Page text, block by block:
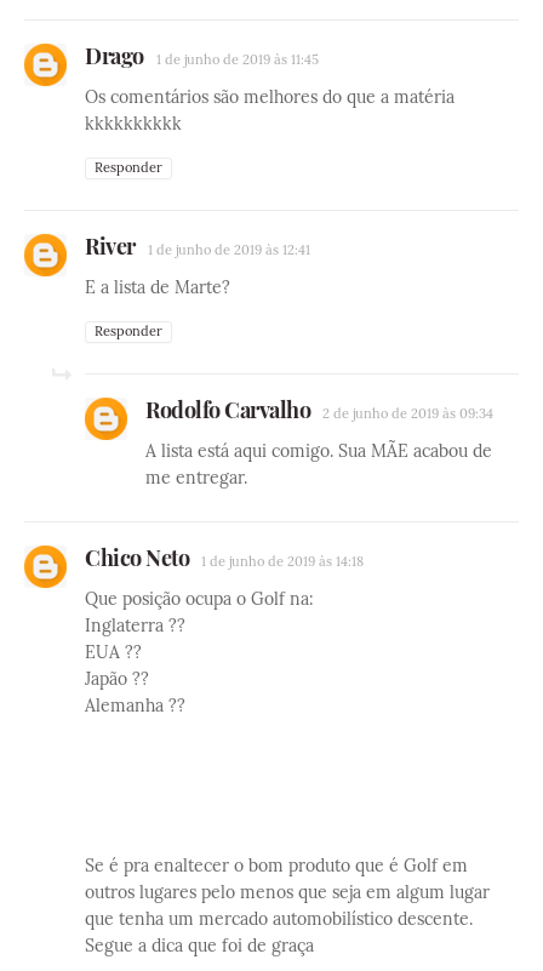
Drago 1 de junho de 2019 às 11:45
Os comentários são melhores do que a matéria
kkkkkkkkkk
Responder
River 1 de junho de 2019 às 12:41
E a lista de Marte?
Responder
Rodolfo Carvalho 2 de junho de 2019 às 09:34
A lista está aqui comigo. Sua MÃE acabou de
me entregar.
Chico Neto 1 de junho de 2019 às 14:18
Que posição ocupa o Golf na:
Inglaterra ??
EUA ??
Japão ??
Alemanha ??
Se é pra enaltecer o bom produto que é Golf em
outros lugares pelo menos que seja em algum lugar
que tenha um mercado automobilístico descente.
Segue a dica que foi de graça